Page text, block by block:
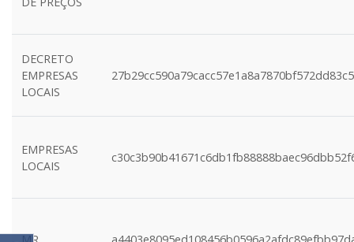
DECRETO
EMPRESAS
LOCAIS
EMPRESAS
LOCAIS